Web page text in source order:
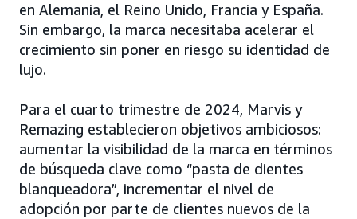
en Alemania, el Reino Unido, Francia y España.
Sin embargo, la marca necesitaba acelerar el
crecimiento sin poner en riesgo su identidad de
lujo.
Para el cuarto trimestre de 2024, Marvis y
Remazing establecieron objetivos ambiciosos:
aumentar la visibilidad de la marca en términos
de búsqueda clave como “pasta de dientes
blanqueadora”, incrementar el nivel de
adopción por parte de clientes nuevos de la